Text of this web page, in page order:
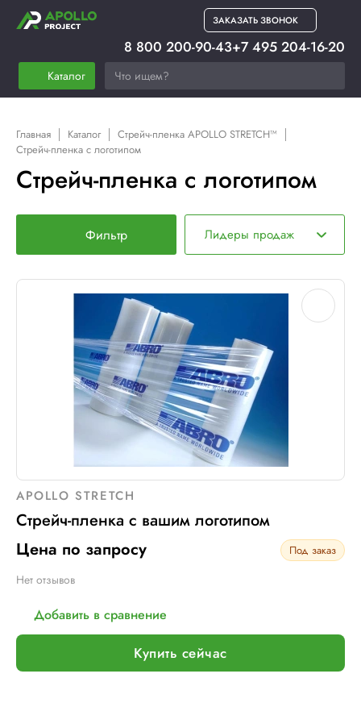
ЗАКАЗАТЬ ЗВОНОК
Каталог
8 800 200-90-43+7 495 204-16-20
Главная Каталог
Стрейч-пленка APOLLO STRETCH™
Стрейч-пленка с логотипом
Стрейч-пленка с логотипом
Фильтр Лидеры продаж
APOLLO STRETCH
Стрейч-пленка с вашим логотипом
Цена по запросу
Под заказ
Нет отзывов
Добавить в сравнение
Купить сейчас